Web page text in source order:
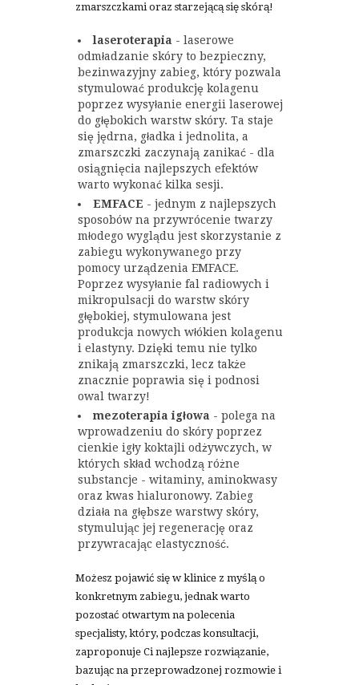
zmarszczkami oraz starzejącą się skórą!
laseroterapia - laserowe
odmładzanie skóry to bezpieczny,
bezinwazyjny zabieg, który pozwala
stymulować produkcję kolagenu
poprzez wysyłanie energii laserowej
do głębokich warstw skóry. Ta staje
się jędrna, gładka i jednolita, a
zmarszczki zaczynają zanikać - dla
osiągnięcia najlepszych efektów
warto wykonać kilka sesji.
EMFACE - jednym z najlepszych
sposobów na przywrócenie twarzy
młodego wyglądu jest skorzystanie z
zabiegu wykonywanego przy
pomocy urządzenia EMFACE.
Poprzez wysyłanie fal radiowych i
mikropulsacji do warstw skóry
głębokiej, stymulowana jest
produkcja nowych włókien kolagenu
i elastyny. Dzięki temu nie tylko
znikają zmarszczki, lecz także
znacznie poprawia się i podnosi
owal twarzy!
mezoterapia igłowa - polega na
wprowadzeniu do skóry poprzez
cienkie igły koktajli odżywczych, w
których skład wchodzą różne
substancje - witaminy, aminokwasy
oraz kwas hialuronowy. Zabieg
działa na głębsze warstwy skóry,
stymulując jej regenerację oraz
przywracając elastyczność.
Możesz pojawić się w klinice z myślą o
konkretnym zabiegu, jednak warto
pozostać otwartym na polecenia
specjalisty, który, podczas konsultacji,
zaproponuje Ci najlepsze rozwiązanie,
bazując na przeprowadzonej rozmowie i